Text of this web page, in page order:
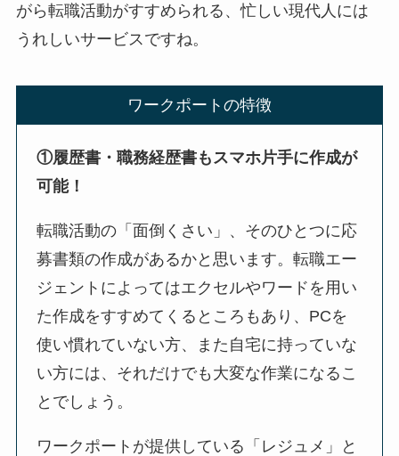
がら転職活動がすすめられる、忙しい現代人には
うれしいサービスですね。
ワークポートの特徴
①履歴書・職務経歴書もスマホ片手に作成が
可能！
転職活動の「面倒くさい」、そのひとつに応
募書類の作成があるかと思います。転職エー
ジェントによってはエクセルやワードを用い
た作成をすすめてくるところもあり、PCを
使い慣れていない方、また自宅に持っていな
い方には、それだけでも大変な作業になるこ
とでしょう。
ワークポートが提供している「レジュメ」と